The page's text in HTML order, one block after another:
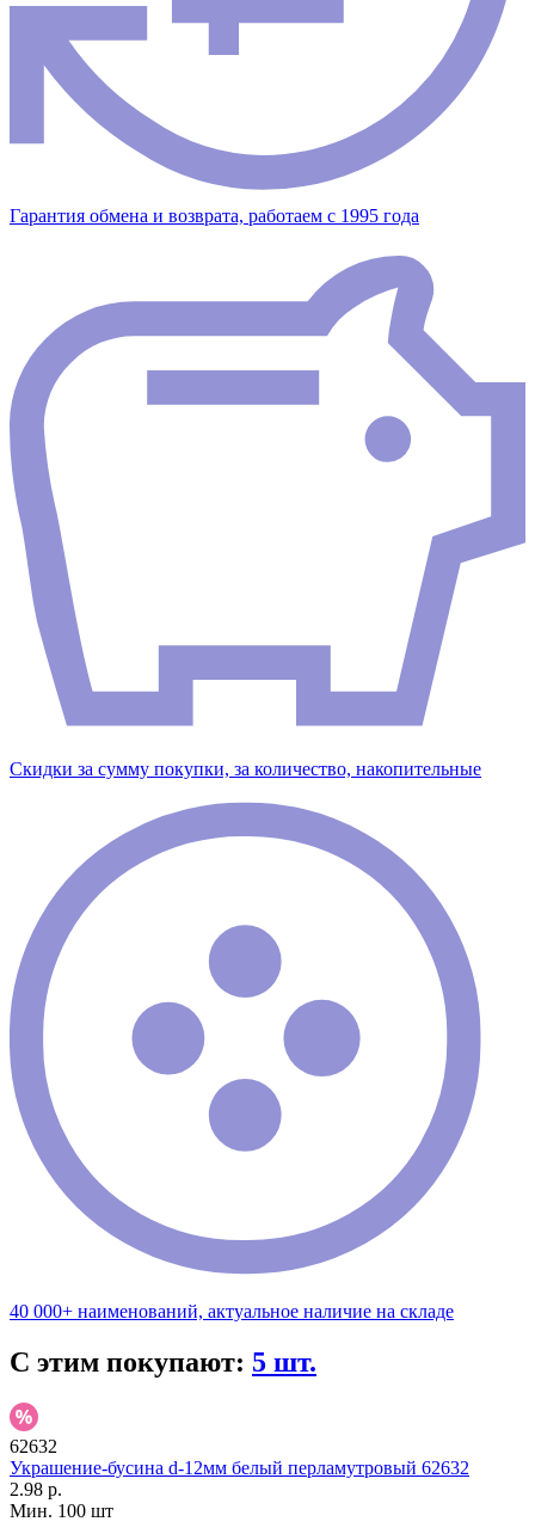
Гарантия обмена и возврата, работаем с 1995 года
Скидки за сумму покупки, за количество, накопительные
40 000+ наименований, актуальное наличие на складе
С этим покупают: 5 шт.
62632
Украшение-бусина d-12мм белый перламутровый 62632
2.98 р.
Мин. 100 шт